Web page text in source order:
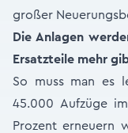
großer
Die Anlagen
Ersatzteile mehr
So muss man es
45.000 Aufzüge
Prozent erneuern